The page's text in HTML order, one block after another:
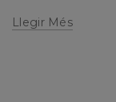
Llegir Més